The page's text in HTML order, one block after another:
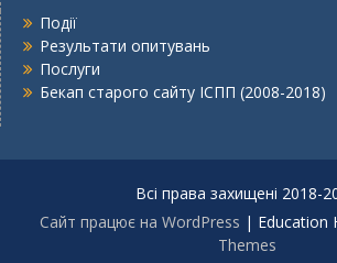
Події
Результати опитувань
Послуги
Бекап старого сайту ІСПП (2008-2018)
Всі права захищені 2018-
Сайт працює на WordPress | Education
Themes